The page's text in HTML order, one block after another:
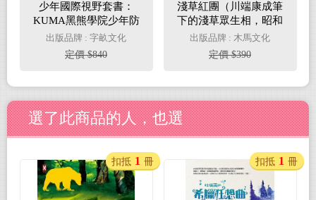
少年國際視野套書：
KUMA黑熊學院少年防
衛課+少年國際選讀：
洞觀20件國際大事 × 3
大全球發燒議題
出版品牌 : 字畝文化
定價 $840
淺草紅團（川端康成筆
下的淺草眾生相，昭和
現代主義文學代表作
【全新譯本・紀念典藏
版】）
出版品牌 : 木馬文化
定價 $390
選了此商品的人，也選
扣抵 1 冊 扣抵 1 冊